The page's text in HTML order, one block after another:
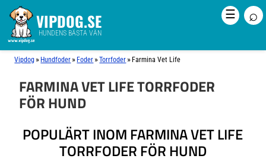
VIPDOG.SE
HUNDENS BÄSTA VÄN
☰ ⌕
Vipdog » Hundfoder » Foder »Torrfoder » Farmina Vet Life
FARMINA VET LIFE TORRFODER
FÖR HUND
POPULÄRT INOM FARMINA VET LIFE
TORRFODER FÖR HUND